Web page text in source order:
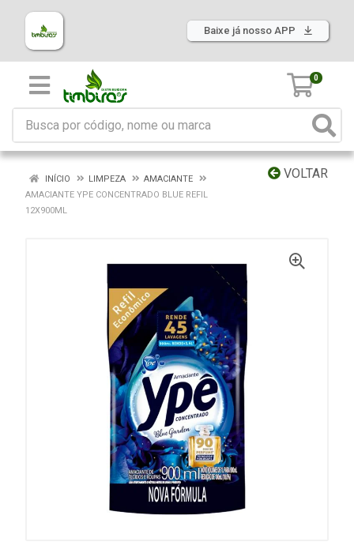
Baixe já nosso APP
0
VOLTAR
INÍCIO LIMPEZA
AMACIANTE
AMACIANTE YPE CONCENTRADO BLUE REFIL
12X900ML